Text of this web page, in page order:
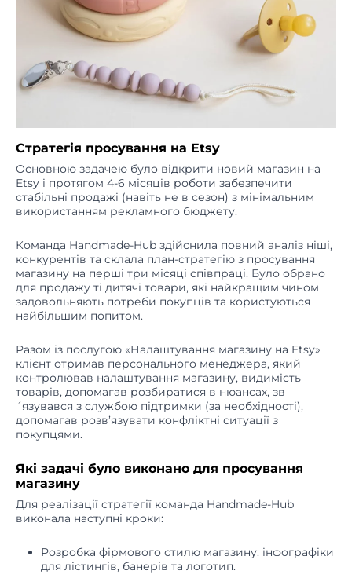
Стратегія просування на Etsy
Основною задачею було відкрити новий магазин на
Etsy і протягом 4-6 місяців роботи забезпечити
стабільні продажі (навіть не в сезон) з мінімальним
використанням рекламного бюджету.
Команда Handmade-Hub здійснила повний аналіз ніші,
конкурентів та склала план-стратегію з просування
магазину на перші три місяці співпраці. Було обрано
для продажу ті дитячі товари, які найкращим чином
задовольняють потреби покупців та користуються
найбільшим попитом.
Разом із послугою «Налаштування магазину на Etsy»
клієнт отримав персонального менеджера, який
контролював налаштування магазину, видимість
товарів, допомагав розбиратися в нюансах, зв
´язувався з службою підтримки (за необхідності),
допомагав розв’язувати конфліктні ситуації з
покупцями.
Які задачі було виконано для просування
магазину
Для реалізації стратегії команда Handmade-Hub
виконала наступні кроки:
Розробка фірмового стилю магазину: інфографіки
для лістингів, банерів та логотип.